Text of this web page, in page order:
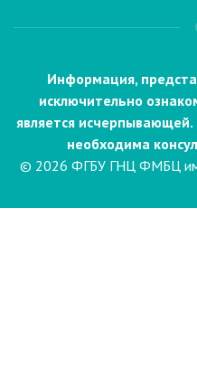
Информация,
исключительно
является
необходима
© 2026 ФГБУ ГНЦ ФМБЦ